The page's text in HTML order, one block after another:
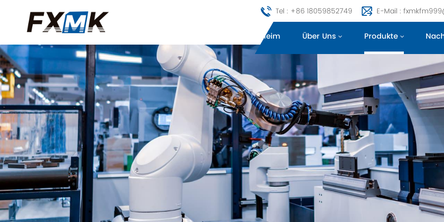
Tel : +86 18059852749 E-Mail :
Heim Über Uns Produkte